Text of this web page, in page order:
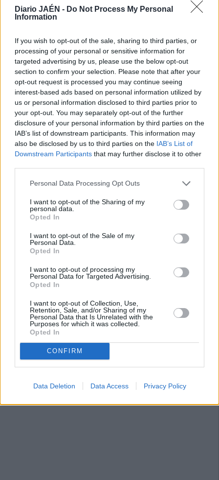
Diario JAÉN - Do Not Process My Personal
Information
If you wish to opt-out of the sale, sharing to third parties, or
processing of your personal or sensitive information for
targeted advertising by us, please use the below opt-out
section to confirm your selection. Please note that after your
opt-out request is processed you may continue seeing
interest-based ads based on personal information utilized by
us or personal information disclosed to third parties prior to
your opt-out. You may separately opt-out of the further
disclosure of your personal information by third parties on the
IAB’s list of downstream participants. This information may
also be disclosed by us to third parties on the IAB’s List of
Downstream Participants that may further disclose it to other
Personal Data Processing Opt Outs
I want to opt-out of the Sharing of my
personal data.
Opted In
I want to opt-out of the Sale of my
Personal Data.
Opted In
I want to opt-out of processing my
Personal Data for Targeted Advertising.
Opted In
I want to opt-out of Collection, Use,
Retention, Sale, and/or Sharing of my
Personal Data that Is Unrelated with the
Purposes for which it was collected.
Opted In
CONFIRM
Data Deletion Data Access Privacy Policy
quedara descolgada del mapa logístico, no será atractiva a
industrias de producción. Otro ejemplo, el máximo
Millán, coincide con su antecesor, Javier Márquez, del PP,
en que hay que lograr que Jaén tenga unos servicios
ferroviarios de calidad y está convencido de es preciso no
solo conectarla fuera de la provincia, sino con otros
municipios jiennense.
Repercusión nacional de una queja
que “se mueve” entre los jiennenses
Espacios de máxima audiencia televisiva,
que cunde entre los jiennenses tras comprobar
que, la inauguración del AVE entre Madrid y
Granada, supone la pérdida de otro tren para
Jaén. Juan Manuel Camacho, de Jaén Merece
Más, tuvo la oportunidad de explicárselo a
Susana Grisso, en su popular espacio, en el que
del miércoles en la que se recoge esta situación.